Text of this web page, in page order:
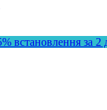
встановлення за 2